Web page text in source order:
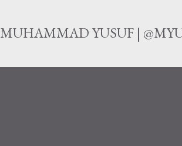
MUHAMMAD YUSUF |